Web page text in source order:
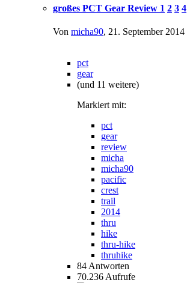
großes PCT Gear Review 1 2 3 4
Von micha90, 21. September 2014
pct
gear
(und 11 weitere)
Markiert mit:
pct
gear
review
micha
micha90
pacific
crest
trail
2014
thru
hike
thru-hike
thruhike
84 Antworten
70.236 Aufrufe